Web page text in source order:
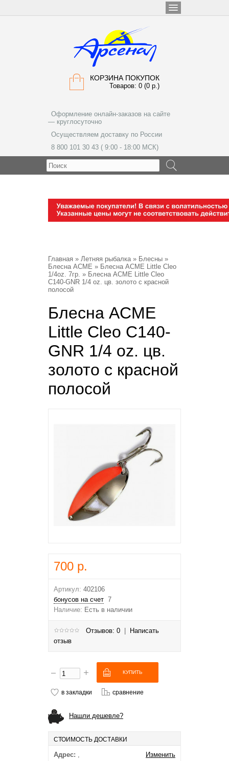
КОРЗИНА ПОКУПОК
Товаров: 0 (0 р.)
Оформление онлайн-заказов на сайте
— круглосуточно
Осуществляем доставку по России
8 800 101 30 43 ( 9:00 - 18:00 МСК)
Главная » Летняя рыбалка» Блесны »
Блесна ACME » Блесна ACME Little Cleo
1/4oz. 7гр. » Блесна ACME Little Cleo
C140-GNR 1/4 oz. цв. золото с красной
полосой
Блесна ACME
Little Cleo C140-
GNR 1/4 oz. цв.
золото с красной
полосой
700 р.
Артикул: 402106
бонусов на счет 7
Наличие: Есть в наличии
Отзывов: 0
Написать
отзыв
в закладки сравнение
Нашли дешевле?
СТОИМОСТЬ ДОСТАВКИ
Адрес: , Изменить